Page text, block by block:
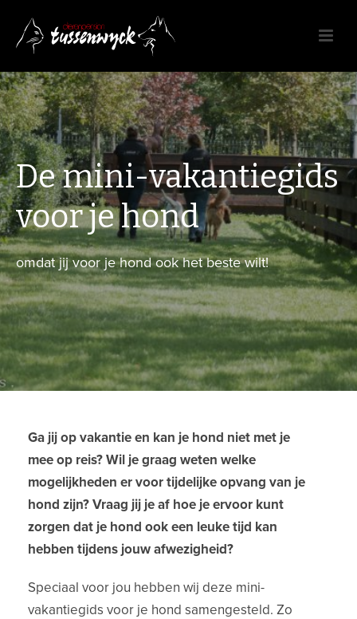
De mini-vakantiegids
voor je hond
omdat jij voor je hond ook het beste wilt!
Ga jij op vakantie en kan je hond niet met je
mee op reis? Wil je graag weten welke
mogelijkheden er voor tijdelijke opvang van je
hond zijn? Vraag jij je af hoe je ervoor kunt
zorgen dat je hond ook een leuke tijd kan
hebben tijdens jouw afwezigheid?
Speciaal voor jou hebben wij deze mini-
vakantiegids voor je hond samengesteld. Zo